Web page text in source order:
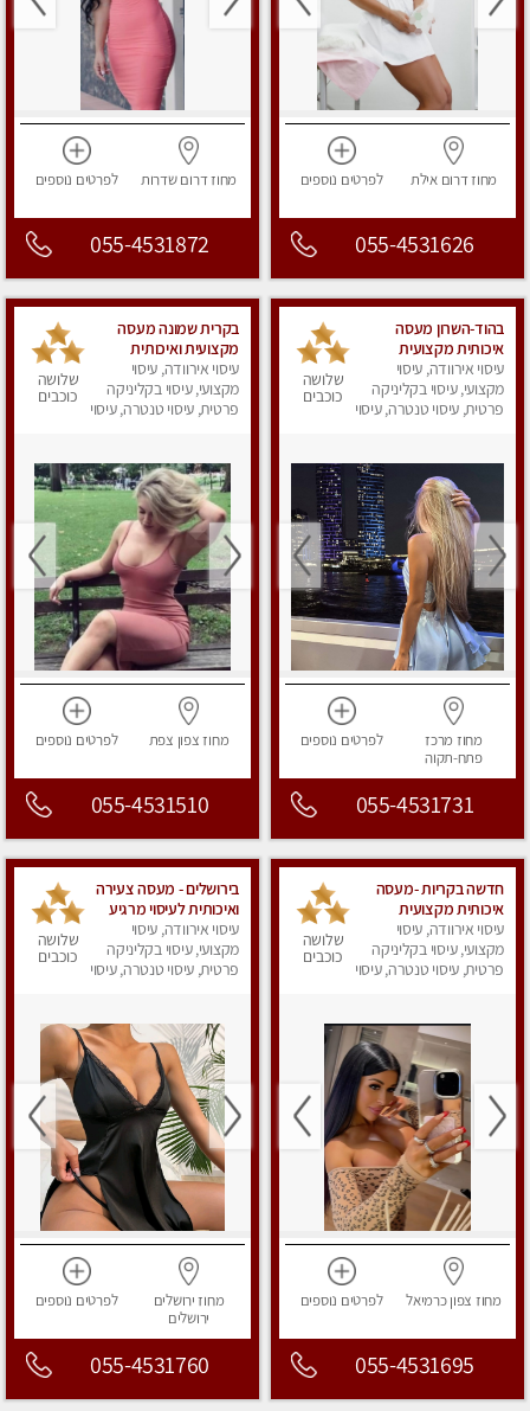
מחוז דרוםאילת לפרטים נוספים
055-4531626
מחוז דרוםשדרות לפרטים נוספים
055-4531872
בהוד-השרון מעסה
איכותית מקצועית
ומפנקת
עיסוי אירוודה, עיסוי
מקצועי, עיסוי בקליניקה
פרטית, עיסוי טנטרה, עיסוי
שלושה
כוכבים
מחוז מרכז
פתח-תקוה
לפרטים נוספים
055-4531731
בקרית שמונה מעסה
מקצועית ואיכותית
פרטי!!!מומלץ לחלוטין!!!!
עיסוי אירוודה, עיסוי
מקצועי, עיסוי בקליניקה
פרטית, עיסוי טנטרה, עיסוי
שלושה
כוכבים
מחוז צפון צפת לפרטים נוספים
055-4531510
חדשה בקריות -מעסה
איכותית מקצועית
ומפנקת.פרטי !!!
עיסוי אירוודה, עיסוי
מקצועי, עיסוי בקליניקה
פרטית, עיסוי טנטרה, עיסוי
שלושה
כוכבים
מחוז צפוןכרמיאל לפרטים נוספים
055-4531695
בירושלים - מעסה צעירה
ואיכותית לעיסוי מרגיע
ומפנק VIP-מומלץ
לחלוטין! פרטי! ​​​​​​ Highly
recommended
עיסוי אירוודה, עיסוי
מקצועי, עיסוי בקליניקה
פרטית, עיסוי טנטרה, עיסוי
שלושה
כוכבים
מחוז ירושלים
ירושלים
לפרטים נוספים
055-4531760